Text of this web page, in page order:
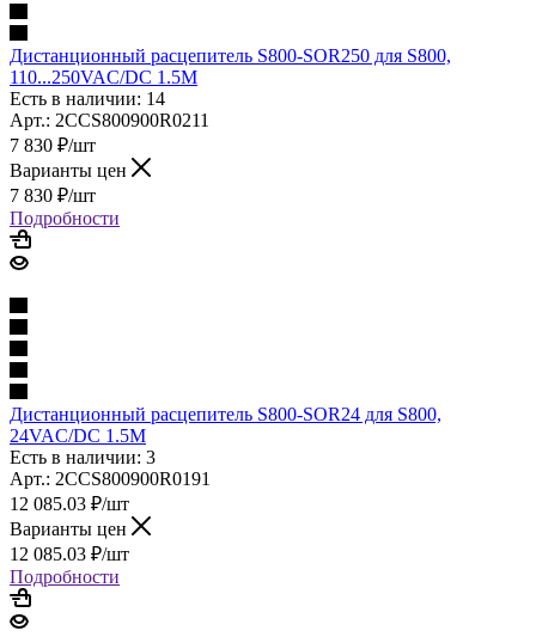
Дистанционный расцепитель S800-SOR250 для S800,
110...250VAC/DC 1.5M
Есть в наличии: 14
Арт.: 2CCS800900R0211
7 830 ₽/шт
Варианты цен
7 830 ₽/шт
Подробности
Дистанционный расцепитель S800-SOR24 для S800,
24VAC/DC 1.5M
Есть в наличии: 3
Арт.: 2CCS800900R0191
12 085.03 ₽/шт
Варианты цен
12 085.03 ₽/шт
Подробности